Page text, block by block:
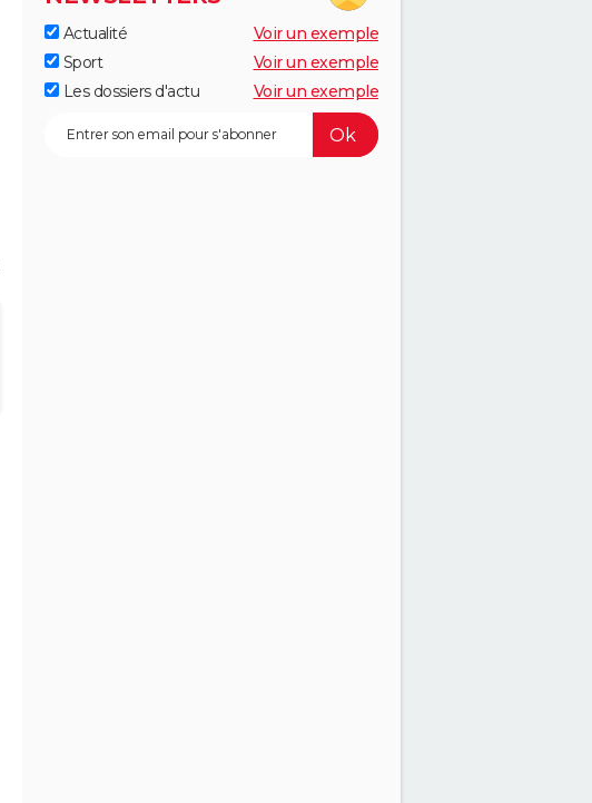
Actualité
Voir un exemple
Sport
Voir un exemple
Les dossiers d'actu
Voir un exemple